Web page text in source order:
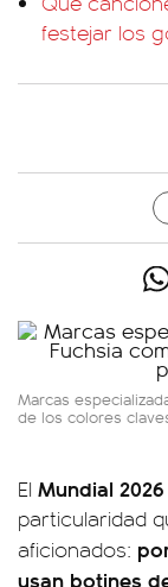
festejar los
Marcas
de los colores
El Mundial 2026
particularidad
aficionados:
usan botines